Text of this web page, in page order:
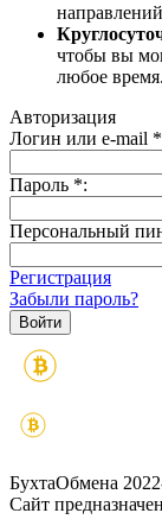
чтобы вы
любое время.
Авторизация
Логин или e-mail *
Пароль *:
Персональный
Регистрация
Забыли пароль?
БухтаОбмена
Сайт